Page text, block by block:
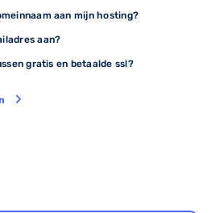
aan mijn hosting?
aan?
gratis en betaalde ssl?